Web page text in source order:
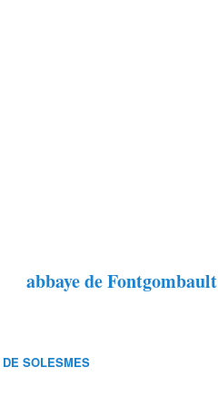
abbaye de Fontgombault
SOLESMES